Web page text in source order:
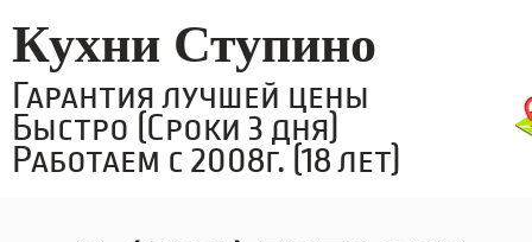
Кухни Ступино
Гарантия лучшей цены
Быстро (Сроки 3 дня)
Работаем с 2008г. (18 лет)